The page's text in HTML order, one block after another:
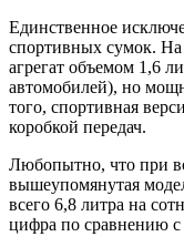
Единственное
спортивных сумок. На
агрегат объемом 1,6
автомобилей), но
того, спортивная
коробкой передач.
Любопытно, что при
вышеупомянутая
всего 6,8 литра на
цифра по сравнению